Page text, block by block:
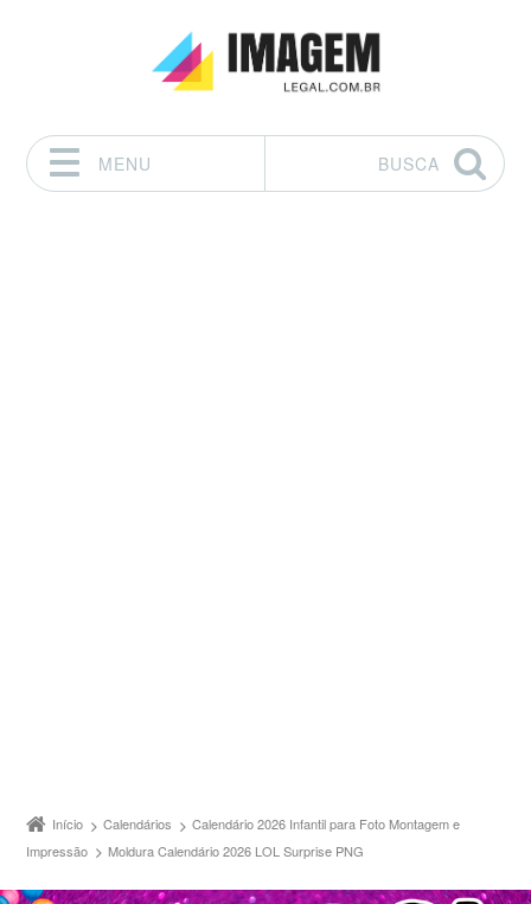
MENU
BUSCA
Início Calendários
Calendário 2026 Infantil para Foto Montagem e
Impressão
Moldura Calendário 2026 LOL Surprise PNG